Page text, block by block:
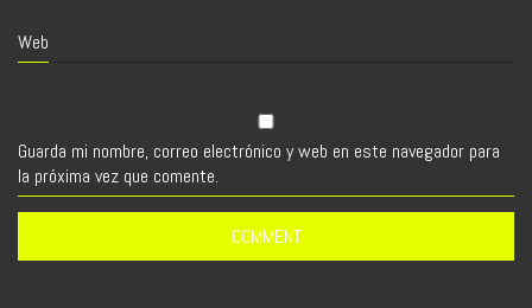
Web
Guarda mi nombre, correo electrónico y web en este navegador para
la próxima vez que comente.